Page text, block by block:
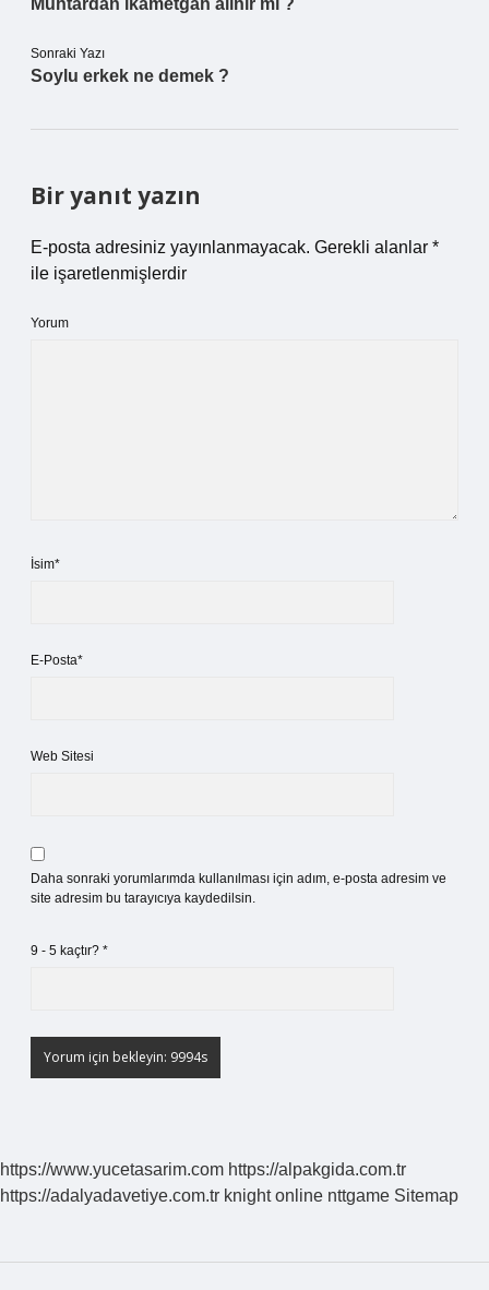
Muhtardan ikametgah alınır mı ?
Sonraki Yazı
Soylu erkek ne demek ?
Bir yanıt yazın
E-posta adresiniz yayınlanmayacak. Gerekli alanlar *
ile işaretlenmişlerdir
Yorum
İsim*
E-Posta*
Web Sitesi
Daha sonraki yorumlarımda kullanılması için adım, e-posta adresim ve
site adresim bu tarayıcıya kaydedilsin.
9 - 5 kaçtır? *
https://www.yucetasarim.com https://alpakgida.com.tr
https://adalyadavetiye.com.tr knight online nttgame Sitemap